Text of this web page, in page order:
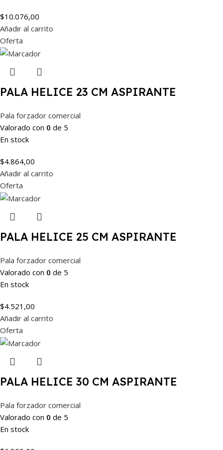
$10.076,00
Añadir al carrito
Oferta
PALA HELICE 23 CM ASPIRANTE
Pala forzador comercial
Valorado con 0 de 5
En stock
$4.864,00
Añadir al carrito
Oferta
PALA HELICE 25 CM ASPIRANTE
Pala forzador comercial
Valorado con 0 de 5
En stock
$4.521,00
Añadir al carrito
Oferta
PALA HELICE 30 CM ASPIRANTE
Pala forzador comercial
Valorado con 0 de 5
En stock